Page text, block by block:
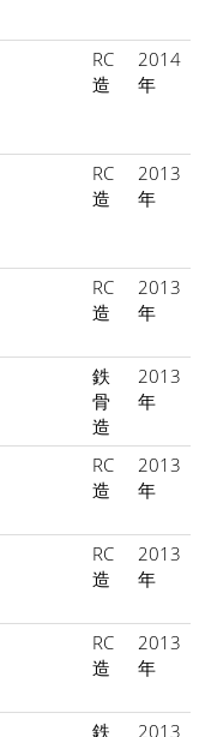
RC
造
2014
年
RC
造
2013
年
RC
造
2013
年
鉄
骨
造
2013
年
RC
造
2013
年
RC
造
2013
年
RC
造
2013
年
鉄
2013